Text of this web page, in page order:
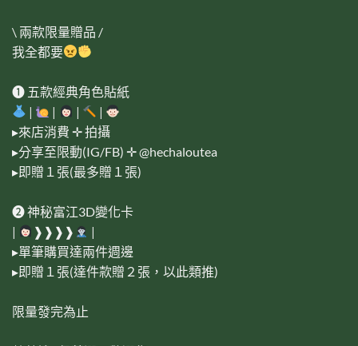
\ 兩款限量贈品 /
我全都要
❶ 五款經典角色貼紙
|
| |
|
▸來店消費 ✛ 拍攝
▸分享至限動(IG/FB) ✛ @hechaloutea
▸即贈１張(最多贈１張)
➋ 神秘富江3D變化卡
|
❱❱❱❱
|
▸單筆購買達兩件週邊
▸即贈１張(達件款贈２張，以此類推)
限量發完為止